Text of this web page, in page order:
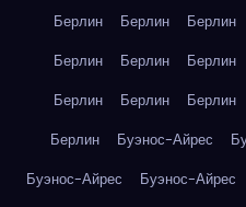
Берлин Берлин Берлин
Берлин
Берлин Берлин
Берлин
Берлин Берлин
Берлин
Буэнос-Айрес
Буэнос-Айрес
Буэнос-Айрес